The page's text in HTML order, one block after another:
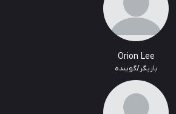
Orion Lee
بازیگر/گوینده